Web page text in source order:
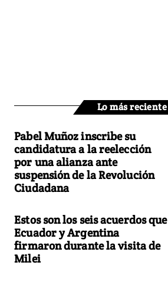
Lo más reciente
Pabel Muñoz inscribe su
candidatura a la reelección
por una alianza ante
suspensión de la Revolución
Ciudadana
Estos son los seis acuerdos que
Ecuador y Argentina
firmaron durante la visita de
Milei